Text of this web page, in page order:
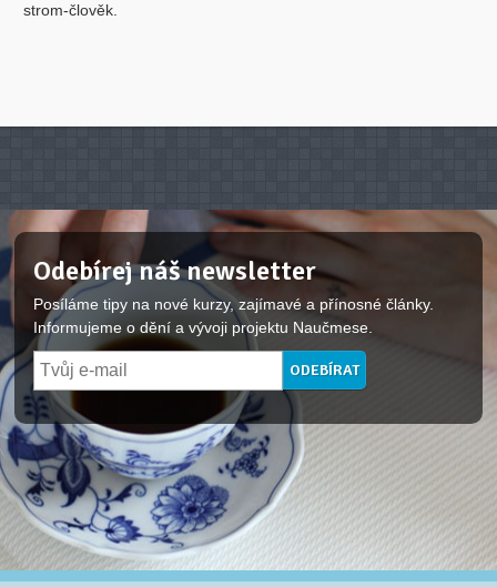
strom-člověk.
Odebírej náš newsletter
Posíláme tipy na nové kurzy, zajímavé a přínosné články.
Informujeme o dění a vývoji projektu Naučmese.